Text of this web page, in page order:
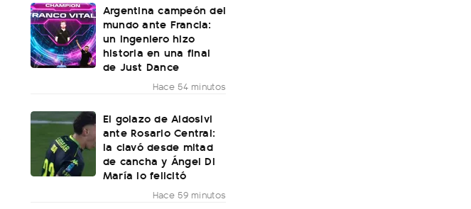
Argentina campeón del
mundo ante Francia:
un ingeniero hizo
historia en una final
de Just Dance
Hace 54 minutos
El golazo de Aldosivi
ante Rosario Central:
la clavó desde mitad
de cancha y Ángel Di
María lo felicitó
Hace 59 minutos